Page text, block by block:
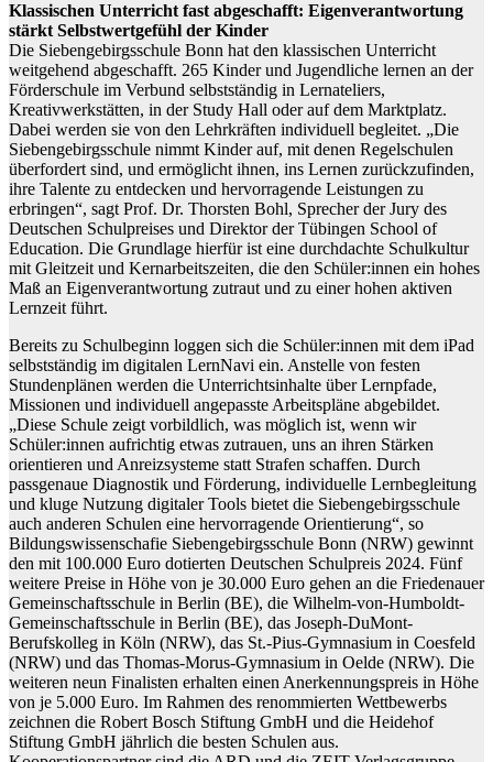
Klassischen Unterricht fast abgeschafft: Eigenverantwortung
stärkt Selbstwertgefühl der Kinder
Die Siebengebirgsschule Bonn hat den klassischen Unterricht
weitgehend abgeschafft. 265 Kinder und Jugendliche lernen an der
Förderschule im Verbund selbstständig in Lernateliers,
Kreativwerkstätten, in der Study Hall oder auf dem Marktplatz.
Dabei werden sie von den Lehrkräften individuell begleitet. „Die
Siebengebirgsschule nimmt Kinder auf, mit denen Regelschulen
überfordert sind, und ermöglicht ihnen, ins Lernen zurückzufinden,
ihre Talente zu entdecken und hervorragende Leistungen zu
erbringen“, sagt Prof. Dr. Thorsten Bohl, Sprecher der Jury des
Deutschen Schulpreises und Direktor der Tübingen School of
Education. Die Grundlage hierfür ist eine durchdachte Schulkultur
mit Gleitzeit und Kernarbeitszeiten, die den Schüler:innen ein hohes
Maß an Eigenverantwortung zutraut und zu einer hohen aktiven
Lernzeit führt.
Bereits zu Schulbeginn loggen sich die Schüler:innen mit dem iPad
selbstständig im digitalen LernNavi ein. Anstelle von festen
Stundenplänen werden die Unterrichtsinhalte über Lernpfade,
Missionen und individuell angepasste Arbeitspläne abgebildet.
„Diese Schule zeigt vorbildlich, was möglich ist, wenn wir
Schüler:innen aufrichtig etwas zutrauen, uns an ihren Stärken
orientieren und Anreizsysteme statt Strafen schaffen. Durch
passgenaue Diagnostik und Förderung, individuelle Lernbegleitung
und kluge Nutzung digitaler Tools bietet die Siebengebirgsschule
auch anderen Schulen eine hervorragende Orientierung“, so
Bildungswissenschafie Siebengebirgsschule Bonn (NRW) gewinnt
den mit 100.000 Euro dotierten Deutschen Schulpreis 2024. Fünf
weitere Preise in Höhe von je 30.000 Euro gehen an die Friedenauer
Gemeinschaftsschule in Berlin (BE), die Wilhelm-von-Humboldt-
Gemeinschaftsschule in Berlin (BE), das Joseph-DuMont-
Berufskolleg in Köln (NRW), das St.-Pius-Gymnasium in Coesfeld
(NRW) und das Thomas-Morus-Gymnasium in Oelde (NRW). Die
weiteren neun Finalisten erhalten einen Anerkennungspreis in Höhe
von je 5.000 Euro. Im Rahmen des renommierten Wettbewerbs
zeichnen die Robert Bosch Stiftung GmbH und die Heidehof
Stiftung GmbH jährlich die besten Schulen aus.